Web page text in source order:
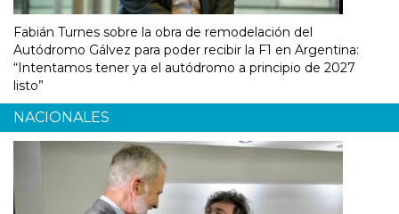
Fabián Turnes sobre la obra de remodelación del
Autódromo Gálvez para poder recibir la F1 en Argentina:
“Intentamos tener ya el autódromo a principio de 2027
listo”
NACIONALES